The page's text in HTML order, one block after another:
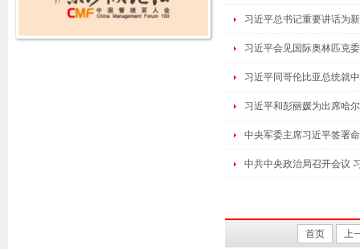
习近平总书记重要讲话为
习近平会见国际奥林匹克
习近平同哥伦比亚总统就
习近平和彭丽媛为出席哈
中央军委主席习近平签署
中共中央政治局召开会议
首页 上